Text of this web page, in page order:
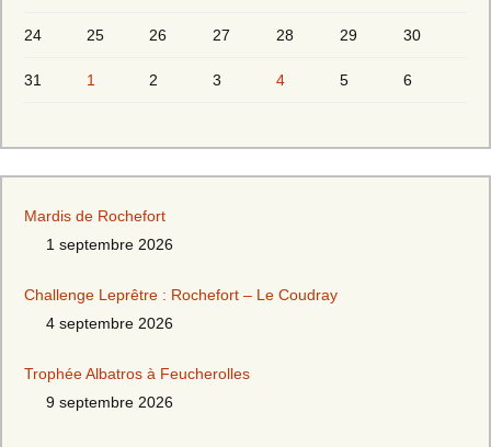
24 25 26 27 28 29 30
31 1 2 3 4 5 6
Mardis de Rochefort
1 septembre 2026
Challenge Leprêtre : Rochefort – Le Coudray
4 septembre 2026
Trophée Albatros à Feucherolles
9 septembre 2026